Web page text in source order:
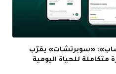
«سوبرتشات» يقرّب
متكاملة للحياة اليومية